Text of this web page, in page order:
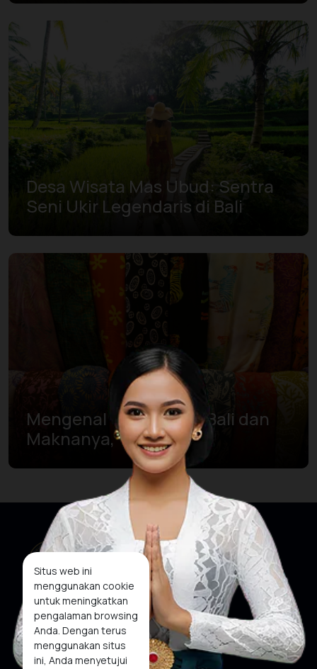
Situs web ini
menggunakan cookie
untuk meningkatkan
pengalaman browsing
Anda. Dengan terus
menggunakan situs
ini, Anda menyetujui
Desa Wisata Mas Ubud: Sentra
Seni Ukir Legendaris di Bali
Mengenal 5 Kain Khas Bali dan
Maknanya, Yuk!
Situs Web Kami Media Sosial